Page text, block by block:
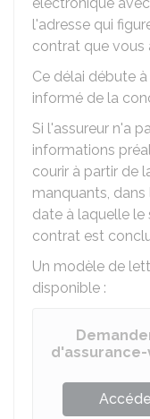
l'adresse qui
contrat que vous
Ce délai débute
informé de la
Si l'assureur n'a
informations
courir à partir de
manquants,
date à laquelle
contrat est
Un modèle de
disponible :
d'assurance-